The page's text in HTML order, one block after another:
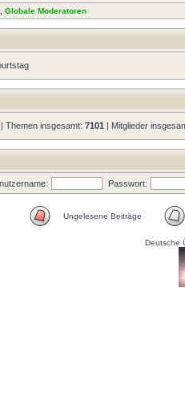
Globale Moderatoren
| Themen insgesamt: 7101 | Mitglieder
Passwort:
Ungelesene Beiträge
Deutsche